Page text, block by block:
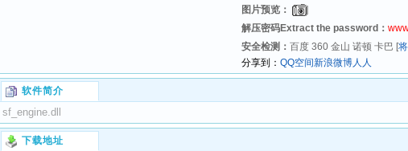
图片预览：
解压密码Extract the password：
安全检测： 百度 360 金山 诺顿 卡巴 [
分享到： QQ空间新浪微博人人
软件简介
sf_engine.dll
下载地址